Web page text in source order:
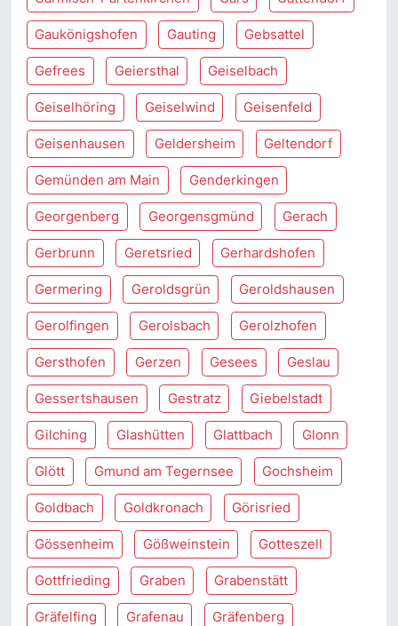
Gaukönigshofen Gauting Gebsattel
Gefrees Geiersthal Geiselbach
Geiselhöring Geiselwind Geisenfeld
Geisenhausen Geldersheim Geltendorf
Gemünden am Main Genderkingen
Georgenberg Georgensgmünd Gerach
Gerbrunn Geretsried Gerhardshofen
Germering Geroldsgrün Geroldshausen
Gerolfingen Gerolsbach Gerolzhofen
Gersthofen Gerzen Gesees Geslau
Gessertshausen Gestratz Giebelstadt
Gilching Glashütten Glattbach Glonn
Glött Gmund am Tegernsee Gochsheim
Goldbach Goldkronach Görisried
Gössenheim Gößweinstein Gotteszell
Gottfrieding Graben Grabenstätt
Gräfelfing Grafenau Gräfenberg